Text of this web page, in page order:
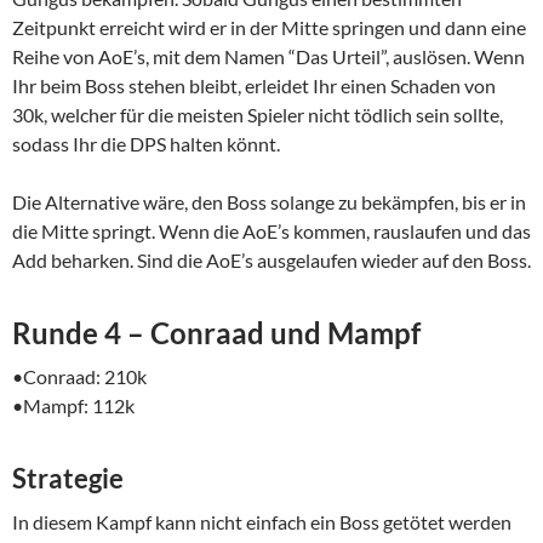
Zeitpunkt erreicht wird er in der Mitte springen und dann eine
Reihe von AoE’s, mit dem Namen “Das Urteil”, auslösen. Wenn
Ihr beim Boss stehen bleibt, erleidet Ihr einen Schaden von
30k, welcher für die meisten Spieler nicht tödlich sein sollte,
sodass Ihr die DPS halten könnt.
Die Alternative wäre, den Boss solange zu bekämpfen, bis er in
die Mitte springt. Wenn die AoE’s kommen, rauslaufen und das
Add beharken. Sind die AoE’s ausgelaufen wieder auf den Boss.
Runde 4 – Conraad und Mampf
•Conraad: 210k
•Mampf: 112k
Strategie
In diesem Kampf kann nicht einfach ein Boss getötet werden